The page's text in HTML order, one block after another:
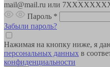
mail@mail.ru или
Пароль *
Забыли пароль?
Нажимая на кнопку ниже, я
персональных данных в
конфиденциальности